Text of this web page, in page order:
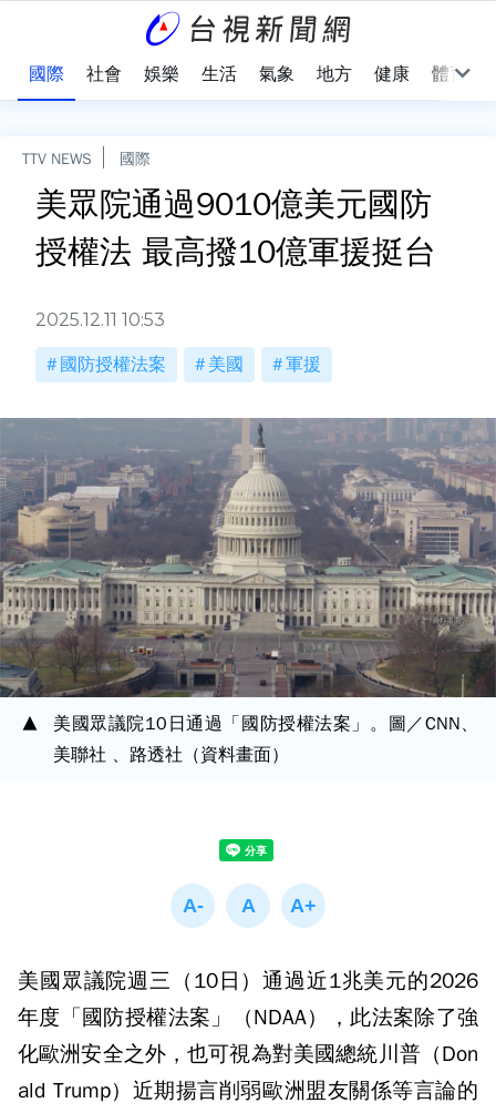
國際 社會 娛樂 生活 氣象 地方 健康 體育
TTV NEWS 國際
美眾院通過9010億美元國防
授權法 最高撥10億軍援挺台
2025.12.11 10:53
國防授權法案 美國 軍援
美國眾議院10日通過「國防授權法案」。圖／CNN、
美聯社 、路透社（資料畫面）
美國眾議院週三（10日）通過近1兆美元的2026
年度「國防授權法案」（NDAA），此法案除了強
化歐洲安全之外，也可視為對美國總統川普（Don
ald Trump）近期揚言削弱歐洲盟友關係等言論的